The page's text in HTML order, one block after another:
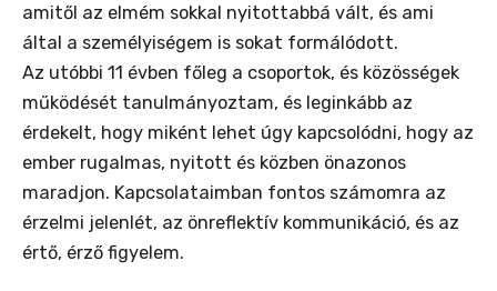
amitől az elmém sokkal nyitottabbá vált, és ami
által a személyiségem is sokat formálódott.
Az utóbbi 11 évben főleg a csoportok, és közösségek
működését tanulmányoztam, és leginkább az
érdekelt, hogy miként lehet úgy kapcsolódni, hogy az
ember rugalmas, nyitott és közben önazonos
maradjon. Kapcsolataimban fontos számomra az
érzelmi jelenlét, az önreflektív kommunikáció, és az
értő, érző figyelem.